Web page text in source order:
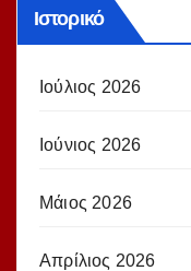
Ιστορικό
Ιούλιος 2026
Ιούνιος 2026
Μάιος 2026
Απρίλιος 2026